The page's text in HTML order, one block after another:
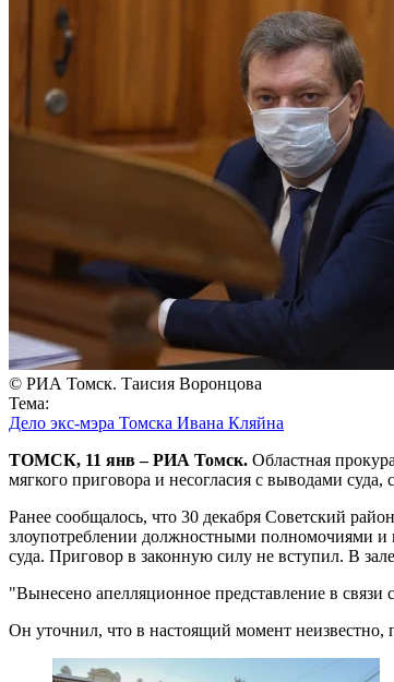
© РИА Томск. Таисия Воронцова
Тема:
Дело экс-мэра Томска Ивана Кляйна
ТОМСК, 11 янв – РИА Томск. Областная
мягкого приговора и несогласия с выводами
Ранее сообщалось, что 30 декабря Советский
злоупотреблении должностными полномочиями и
суда. Приговор в законную силу не вступил. В
"Вынесено апелляционное представление в связи
Он уточнил, что в настоящий момент неизвестно,